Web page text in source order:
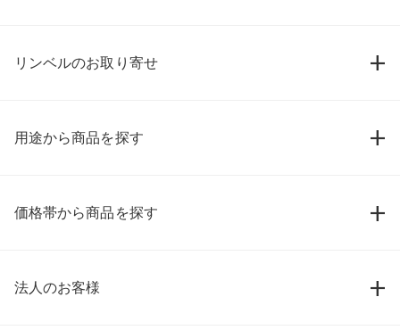
リンベルのお取り寄せ
用途から商品を探す
価格帯から商品を探す
法人のお客様